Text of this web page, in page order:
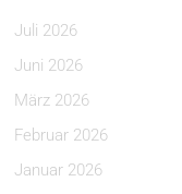
Juli 2026
Juni 2026
März 2026
Februar 2026
Januar 2026